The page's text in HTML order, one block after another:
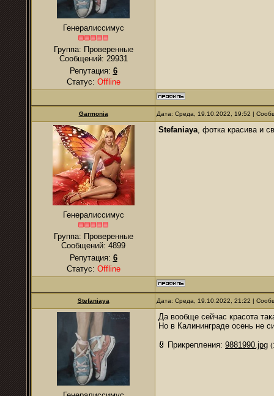
Генералиссимус
Группа: Проверенные
Сообщений: 29931
Репутация: 6
Статус: Offline
Garmonia Дата: Среда, 19.10.2022, 19:52 |
Генералиссимус
Группа: Проверенные
Сообщений: 4899
Репутация: 6
Статус: Offline
Stefaniaya, фотка красива и
Stefaniaya Дата: Среда, 19.10.2022, 21:22 |
Да вообще сейчас красота
Но в Калининграде осень не
Прикрепления: 9881990.jpg